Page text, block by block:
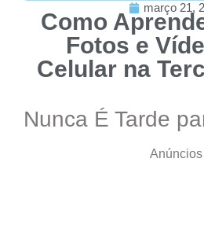
março 21,
Como
Fotos e
Celular na
Nunca É Tarde
Anúncios